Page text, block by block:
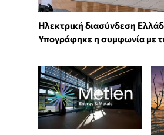
Ηλεκτρική διασύνδεση
Υπογράφηκε η συμφωνία με